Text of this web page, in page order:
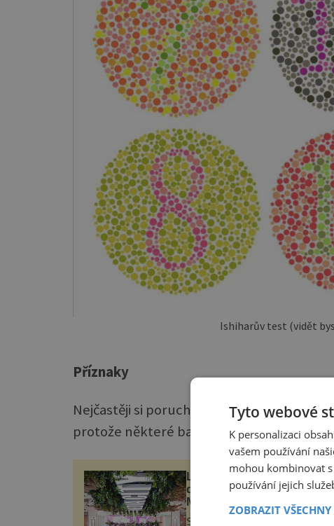
Ishiharův test (vidět
Příznaky
Nejčastěji si poruchy vidění barev
protože některé barvy vidí jakoby v
LD Seating dodala sezení
do prestižního komplexu
MediaCityUK v Salfordu
Společnost LD Seating dodala na
Tyto webové
K personalizaci
vašem používání
mohou kombinovat
používání jejich
ZOBRAZIT VŠECHNY